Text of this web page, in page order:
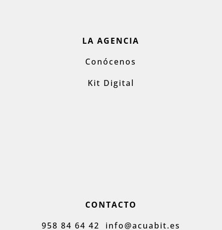
LA AGENCIA
Conócenos
Kit Digital
CONTACTO
958 84 64 42 info@acuabit.es